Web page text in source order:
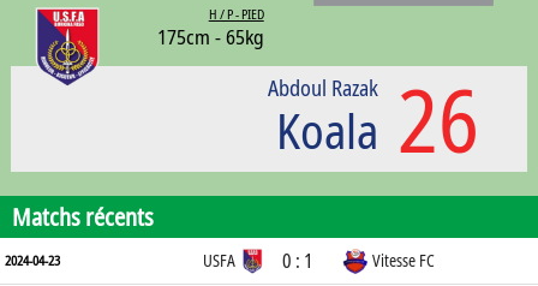
H / P - PIED
175cm - 65kg
26
Abdoul Razak
Koala
Matchs récents
2024-04-23 USFA 0 : 1 Vitesse FC